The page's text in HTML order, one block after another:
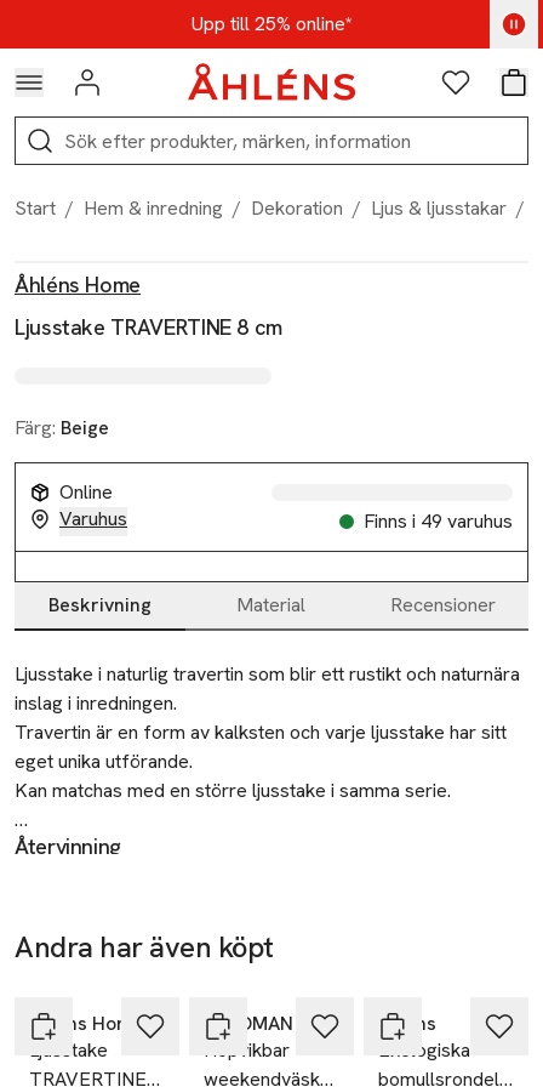
Hoppa till navigationsmenynUpp till 25% online*
Kod: AUG25 - Shoppa nu
Logga in Favoriter
Sök
Start / Hem & inredning / Dekoration / Ljus & ljusstakar /
Åhléns Home
Ljusstake TRAVERTINE 8 cm
Färg: Beige
Online
Varuhus
Finns i 49 varuhus
Beskrivning Material Recensioner
Beskrivning
Ljusstake i naturlig travertin som blir ett rustikt och naturnära
inslag i inredningen.
Travertin är en form av kalksten och varje ljusstake har sitt
eget unika utförande.
Kan matchas med en större ljusstake i samma serie.
Mått:
Återvinning
Lämna aldrig ett tänt ljus obevakat.
Andra har även köpt
Åhléns Home
Ljusstake
TRAVERTINE
-40%
Å WOMAN
Hopvikbar
weekendväska
Åhléns
Ekologiska
bomullsrondeller,